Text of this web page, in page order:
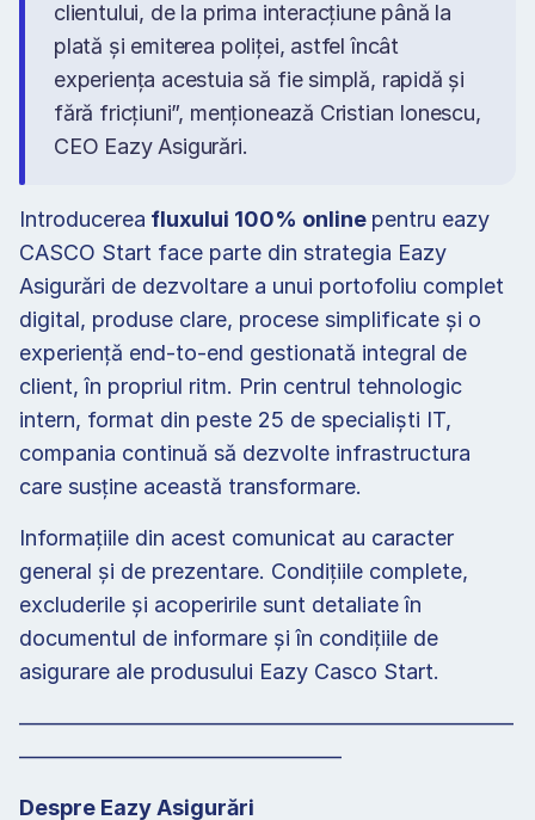
clientului, de la prima interacțiune până la
plată și emiterea poliței, astfel încât
experiența acestuia să fie simplă, rapidă și
fără fricțiuni”, menționează Cristian Ionescu,
CEO Eazy Asigurări.
Introducerea fluxului 100% online pentru eazy
CASCO Start face parte din strategia Eazy
Asigurări de dezvoltare a unui portofoliu complet
digital, produse clare, procese simplificate și o
experiență end-to-end gestionată integral de
client, în propriul ritm. Prin centrul tehnologic
intern, format din peste 25 de specialiști IT,
compania continuă să dezvolte infrastructura
care susține această transformare.
Informațiile din acest comunicat au caracter
general și de prezentare. Condițiile complete,
excluderile și acoperirile sunt detaliate în
documentul de informare și în condițiile de
asigurare ale produsului Eazy Casco Start.
———————————————————————
———————————————
Despre Eazy Asigurări